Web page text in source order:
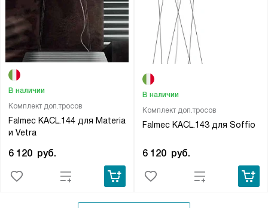
Комплект доп.тросов
Falmec KACL.144 для Materia
и Vetra
В наличии
6 120 руб.
Комплект доп.тросов
Falmec KACL.143 для Soffio
В наличии
6 120 руб.